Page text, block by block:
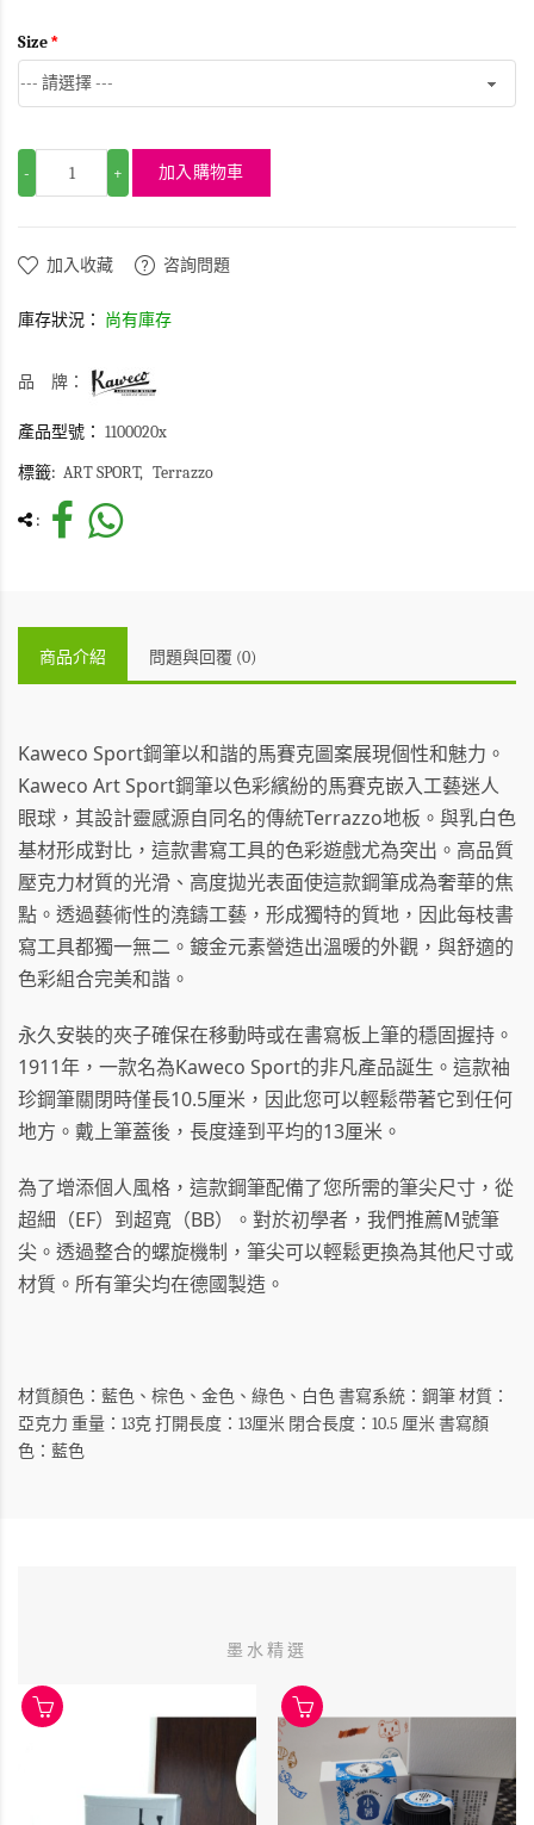
Size
- + 加入購物車
加入收藏 咨詢問題
庫存狀況： 尚有庫存
品 牌：
產品型號： 1100020x
標籤: ART SPORT Terrazzo
:
商品介紹 問題與回覆 (0)
Kaweco Sport鋼筆以和諧的馬賽克圖案展現個性和魅力。
Kaweco Art Sport鋼筆以色彩繽紛的馬賽克嵌入工藝迷人
眼球，其設計靈感源自同名的傳統Terrazzo地板。與乳白色
基材形成對比，這款書寫工具的色彩遊戲尤為突出。高品質
壓克力材質的光滑、高度拋光表面使這款鋼筆成為奢華的焦
點。透過藝術性的澆鑄工藝，形成獨特的質地，因此每枝書
寫工具都獨一無二。鍍金元素營造出溫暖的外觀，與舒適的
色彩組合完美和諧。
永久安裝的夾子確保在移動時或在書寫板上筆的穩固握持。
1911年，一款名為Kaweco Sport的非凡產品誕生。這款袖
珍鋼筆關閉時僅長10.5厘米，因此您可以輕鬆帶著它到任何
地方。戴上筆蓋後，長度達到平均的13厘米。
為了增添個人風格，這款鋼筆配備了您所需的筆尖尺寸，從
超細（EF）到超寬（BB）。對於初學者，我們推薦M號筆
尖。透過整合的螺旋機制，筆尖可以輕鬆更換為其他尺寸或
材質。所有筆尖均在德國製造。
材質顏色：藍色、棕色、金色、綠色、白色書寫系統：鋼筆材質：
亞克力 重量：13克打開長度：13厘米 閉合長度：10.5 厘米書寫顏
色：藍色
墨水精選